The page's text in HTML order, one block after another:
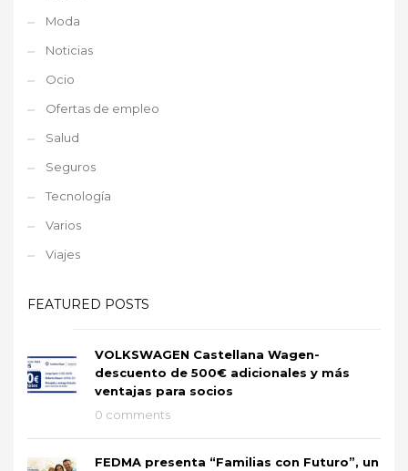
Moda
Noticias
Ocio
Ofertas de empleo
Salud
Seguros
Tecnología
Varios
Viajes
FEATURED POSTS
VOLKSWAGEN Castellana Wagen-
descuento de 500€ adicionales y más
ventajas para socios
0 comments
FEDMA presenta “Familias con Futuro”, un